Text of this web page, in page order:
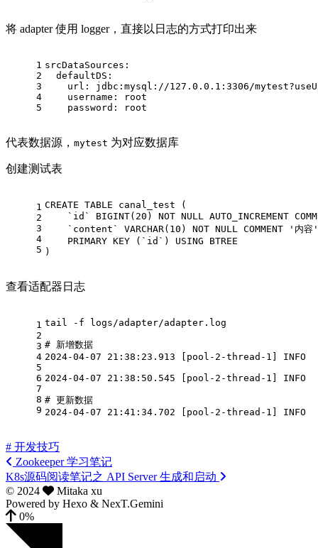
将 adapter 使用 logger，直接以日志的方式打印出来
1
2
3
4
5
srcDataSources:
  defaultDS:
    url: jdbc:mysql://127.0.0.1:3306/mytest?
    username: root
    password: root
代表数据源， mytest 为对应数据库
创建测试表
1
2
3
4
5
CREATE TABLE canal_test (
    `id`
BIGINT( 20 ) NOT NULL
AUTO_INCREMENT
    `content`
VARCHAR( 10 ) NOT NULL COMMENT
'内容'
PRIMARY KEY (`id`) USING BTREE
)
查看适配器日志
1
2
3
4
5
6
7
8
9
tail -f logs/adapter/adapter.log
# 新增数据
2024-04-07 21 : 38 : 23.913 pool -2 -thread -1
INFO
2024-04-07 21 : 38 : 50.545 pool -2 -thread -1 INFO
# 更新数据
2024-04-07 21 : 41 : 34.702 pool -2 -thread -1 INFO
# 开发技巧
Zookeeper 学习笔记
K8s源码阅读笔记之 API Server 生成和启动
© 2024
Mitaka xu
Powered by Hexo & NexT.Gemini
0%